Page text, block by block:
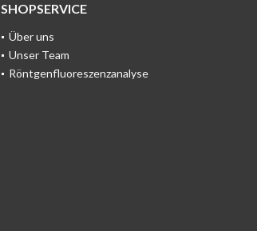
SHOPSERVICE
Über uns
Unser Team
Röntgenfluoreszenzanalyse